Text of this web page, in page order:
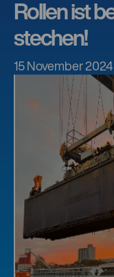
Rollen ist
stechen!
15 November